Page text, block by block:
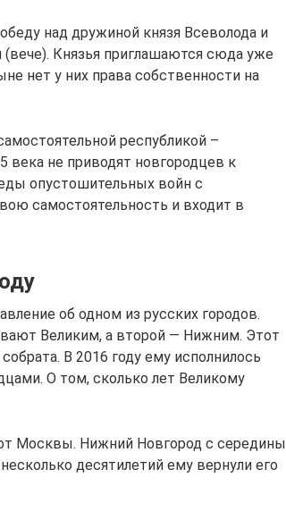
над дружиной князя Всеволода и
Князья приглашаются сюда уже
нет у них права собственности на
республикой –
века не приводят новгородцев к
опустошительных войн с
самостоятельность и входит в
об одном из русских городов.
Великим, а второй — Нижним. Этот
В 2016 году ему исполнилось
О том, сколько лет Великому
Москвы. Нижний Новгород с середины
десятилетий ему вернули его